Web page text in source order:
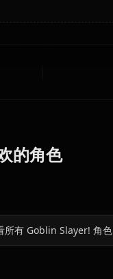
的角色
Sword
所有 Goblin Slayer! 角色